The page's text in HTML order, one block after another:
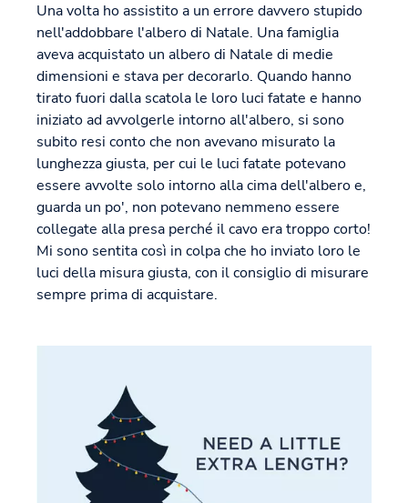
Una volta ho assistito a un errore davvero stupido
nell'addobbare l'albero di Natale. Una famiglia
aveva acquistato un albero di Natale di medie
dimensioni e stava per decorarlo. Quando hanno
tirato fuori dalla scatola le loro luci fatate e hanno
iniziato ad avvolgerle intorno all'albero, si sono
subito resi conto che non avevano misurato la
lunghezza giusta, per cui le luci fatate potevano
essere avvolte solo intorno alla cima dell'albero e,
guarda un po', non potevano nemmeno essere
collegate alla presa perché il cavo era troppo corto!
Mi sono sentita così in colpa che ho inviato loro le
luci della misura giusta, con il consiglio di misurare
sempre prima di acquistare.